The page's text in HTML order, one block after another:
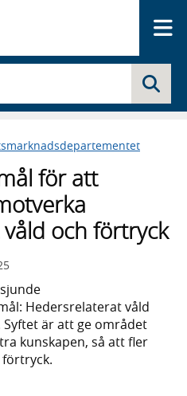
för att
och förtryck
Hedersrelaterat våld
är att ge området
kunskapen, så att fler
förtryck.